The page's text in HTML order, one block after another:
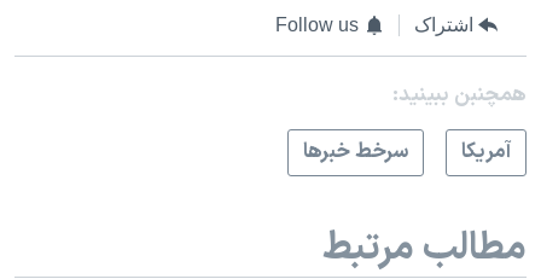
اشتراک Follow us
همچنبن ببینید:
آمريکا
سرخط خبرها
مطالب مرتبط